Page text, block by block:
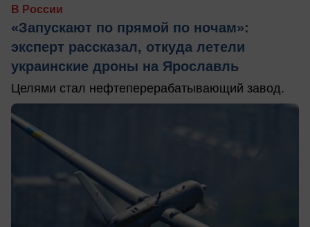
В России
«Запускают по прямой по ночам»:
эксперт рассказал, откуда летели
украинские дроны на Ярославль
Целями стал нефтеперерабатывающий завод.